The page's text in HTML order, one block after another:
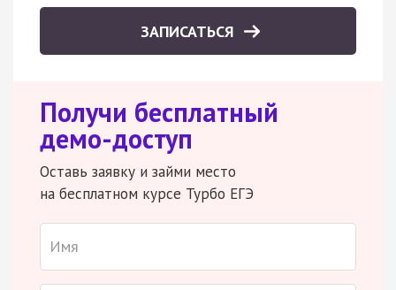
ЗАПИСАТЬСЯ
Получи бесплатный
демо-доступ
Оставь заявку и займи место
на бесплатном курсе Турбо ЕГЭ